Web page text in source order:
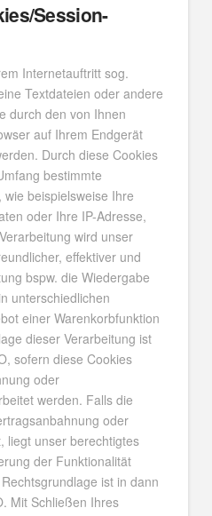
Session-
Internetauftritt sog.
Textdateien oder andere
durch den von Ihnen
auf Ihrem Endgerät
Durch diese Cookies
bestimmte
beispielsweise Ihre
oder Ihre IP-Adresse,
wird unser
effektiver und
bspw. die Wiedergabe
unterschiedlichen
einer Warenkorbfunktion
dieser Verarbeitung ist
sofern diese Cookies
oder
werden. Falls die
oder
liegt unser berechtigtes
der Funktionalität
ist in dann
Mit Schließen Ihres